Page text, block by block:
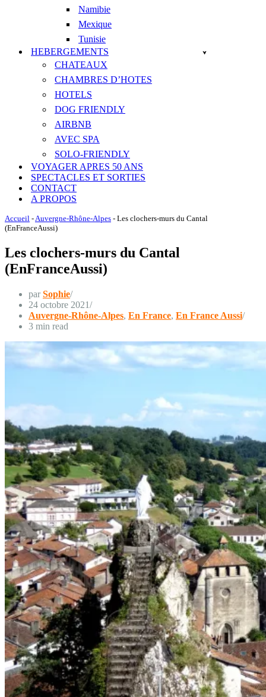
Namibie
Mexique
Tunisie
HEBERGEMENTS
CHATEAUX
CHAMBRES D’HOTES
HOTELS
DOG FRIENDLY
AIRBNB
AVEC SPA
SOLO-FRIENDLY
VOYAGER APRES 50 ANS
SPECTACLES ET SORTIES
CONTACT
A PROPOS
Accueil -Auvergne-Rhône-Alpes - Les clochers-murs du Cantal
(EnFranceAussi)
Les clochers-murs du Cantal
(EnFranceAussi)
parSophie
24 octobre 2021
Auvergne-Rhône-Alpes, En France, En France Aussi
3 min read